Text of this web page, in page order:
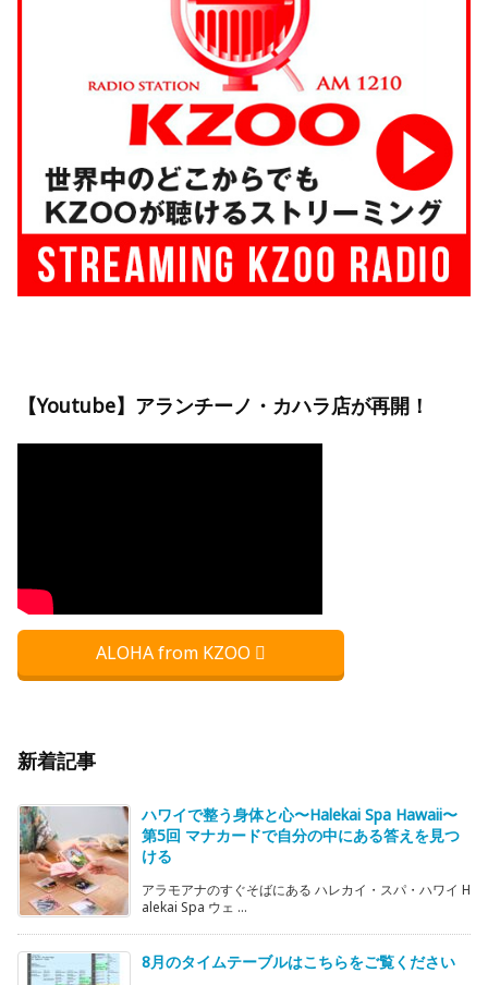
【Youtube】アランチーノ・カハラ店が再開！
ALOHA from KZOO
新着記事
ハワイで整う身体と心〜Halekai Spa Hawaii〜
第5回 マナカードで自分の中にある答えを見つ
ける
アラモアナのすぐそばにある ハレカイ・スパ・ハワイ H
alekai Spa ウェ ...
8月のタイムテーブルはこちらをご覧ください